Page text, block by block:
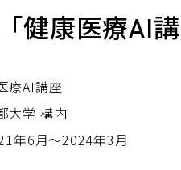
健康医療AI
療AI講座
大学 構内
年6月～2024年3月